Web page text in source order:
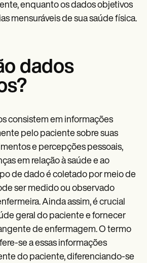
enquanto os dados objetivos
mensuráveis de sua saúde física.
dados
consistem em informações
pelo paciente sobre suas
e percepções pessoais,
em relação à saúde e ao
de dado é coletado por meio de
ser medido ou observado
Ainda assim, é crucial
geral do paciente e fornecer
de enfermagem. O termo
se a essas informações
do paciente, diferenciando-se